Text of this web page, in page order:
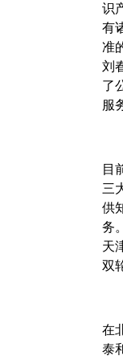
识
有
准
刘
了
服
目
三
供
务
天
双
在
泰